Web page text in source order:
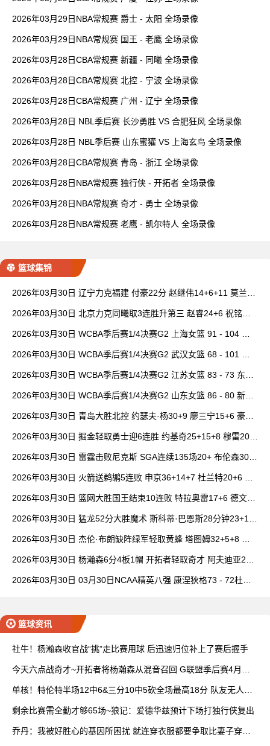
2026年03月29日NBA常规赛 爵士 - 太阳 全场录像
2026年03月29日NBA常规赛 国王 - 老鹰 全场录像
2026年03月28日CBA常规赛 新疆 - 同曦 全场录像
2026年03月28日CBA常规赛 北控 - 宁波 全场录像
2026年03月28日CBA常规赛 广州 - 辽宁 全场录像
2026年03月28日 NBL季后赛 长沙勇胜 VS 合肥狂风 全场录像
2026年03月28日 NBL季后赛 山东蜜獾 VS 上海玄鸟 全场录像
2026年03月28日CBA常规赛 青岛 - 浙江 全场录像
2026年03月28日NBA常规赛 独行侠 - 开拓者 全场录像
2026年03月28日NBA常规赛 奇才 - 勇士 全场录像
2026年03月28日NBA常规赛 老鹰 - 凯尔特人 全场录像
篮球集锦
2026年03月30日 辽宁力克福建 付豪22分 赵继伟14+6+11 莫兰德
2026年03月30日 北京力克同曦取3连胜升第三 赵睿24+6 祝铭震1
2026年03月30日 WCBA季后赛1/4决赛G2 上海女篮 91 - 104 四
2026年03月30日 WCBA季后赛1/4决赛G2 武汉女篮 68 - 101 山
2026年03月30日 WCBA季后赛1/4决赛G2 江苏女篮 83 - 73 东莞
2026年03月30日 WCBA季后赛1/4决赛G2 山东女篮 86 - 80 新疆
2026年03月30日 青岛大胜北控 约瑟夫·杨30+9 廖三宁15+6 豪斯
2026年03月30日 掘金轻取勇士迎6连胜 约基奇25+15+8 穆雷20+
2026年03月30日 雷霆击败尼克斯 SGA连续135场20+ 布伦森30分
2026年03月30日 火箭送鹈鹕5连败 申京36+14+7 杜兰特20+6 锡
2026年03月30日 篮网大胜国王结束10连败 特拉奥雷17+6 德文·
2026年03月30日 猛龙52分大胜魔术 斯科蒂·巴恩斯28分钟23+15
2026年03月30日 杰伦·布朗缺阵绿军轻取黄蜂 塔图姆32+5+8 普
2026年03月30日 杨瀚森6分4板1帽 开拓者轻取奇才 阿夫迪亚20+
2026年03月30日 03月30日NCAA精英八强 康涅狄格73 - 72杜克
篮球资讯
社牛！杨瀚森收官战“挑”走比赛用球 后迅速归位补上了赛后握手
今天六点战奇才~开拓者将杨瀚森从混音召回 G联盟季后赛4月开
单核！特伦特半场12中6&三分10中5砍全场最高18分 队友无人上
剩余比赛需全勤才够65场~狼记：爱德华兹预计下场打独行侠复出
乔丹：我被好胜心的基因所困扰 就连穿衣服都要争取比妻子穿得